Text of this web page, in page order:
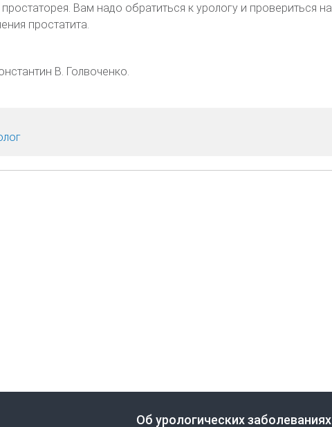
Вам надо обратиться к урологу и провериться на
простатита.
В. Голвоченко.
Об урологических заболеваниях